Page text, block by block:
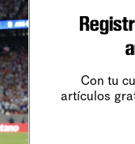
Con tu
artículos